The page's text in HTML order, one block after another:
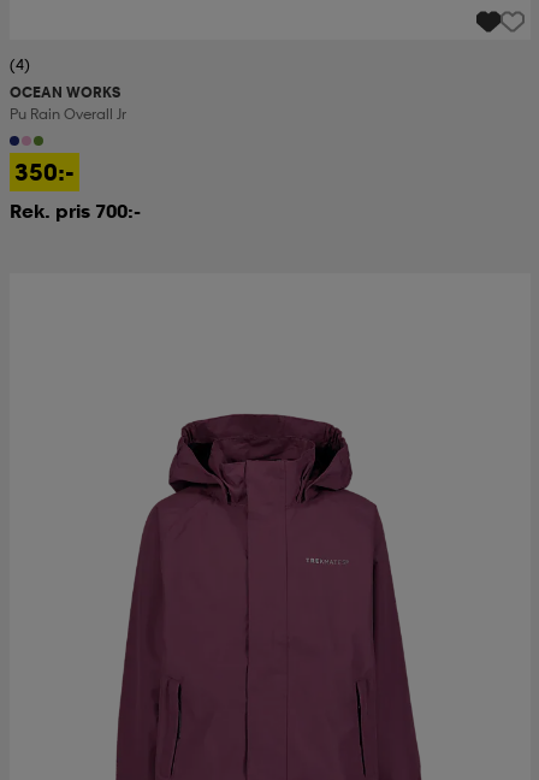
(4)
OCEAN WORKS
Pu Rain Overall Jr
350:-
Rek. pris 700:-